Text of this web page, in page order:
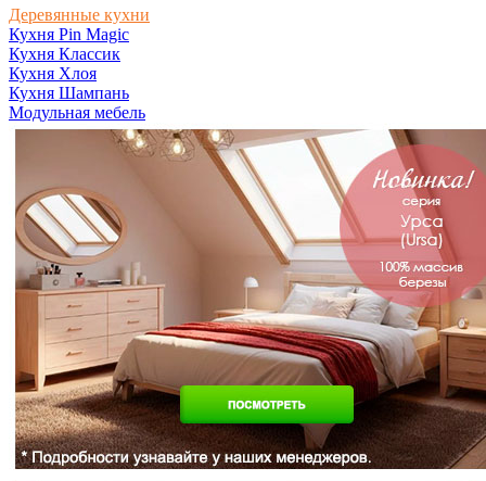
Деревянные кухни
Кухня Pin Magic
Кухня Классик
Кухня Хлоя
Кухня Шампань
Модульная мебель